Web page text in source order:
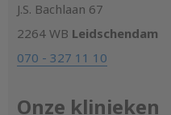
J.S. Bachlaan 67
2264 WB Leidschendam
070 - 327 11 10
Onze klinieken